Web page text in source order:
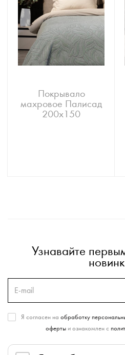
Покрывало
махровое Палисад
200х150
Узнавайте
Я согласен на обработку
офертыи ознакомлен с